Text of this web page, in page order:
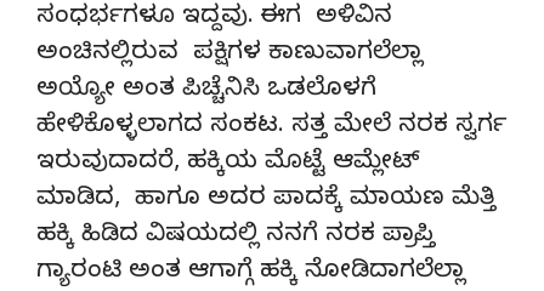
ಸಂಧರ್ಭಗಳೂ ಇದ್ದವು. ಈಗ ಅಳಿವಿನ
ಅಂಚಿನಲ್ಲಿರುವ ಪಕ್ಷಿಗಳ ಕಾಣುವಾಗಲೆಲ್ಲಾ
ಅಯ್ಯೋ ಅಂತ ಪಿಚ್ಚೆನಿಸಿ ಒಡಲೊಳಗೆ
ಹೇಳಿಕೊಳ್ಳಲಾಗದ ಸಂಕಟ. ಸತ್ತ ಮೇಲೆ ನರಕ ಸ್ವರ್ಗ
ಇರುವುದಾದರೆ, ಹಕ್ಕಿಯ ಮೊಟ್ಟೆ ಆಮ್ಲೇಟ್
ಮಾಡಿದ, ಹಾಗೂ ಅದರ ಪಾದಕ್ಕೆ ಮಾಯಣ ಮೆತ್ತಿ
ಹಕ್ಕಿ ಹಿಡಿದ ವಿಷಯದಲ್ಲಿ ನನಗೆ ನರಕ ಪ್ರಾಪ್ತಿ
ಗ್ಯಾರಂಟಿ ಅಂತ ಆಗಾಗ್ಗೆ ಹಕ್ಕಿ ನೋಡಿದಾಗಲೆಲ್ಲಾ